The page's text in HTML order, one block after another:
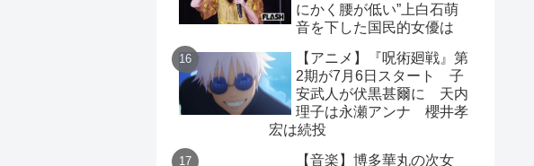
にかく腰が低い”上白石萌
音を下した国民的女優は
【アニメ】『呪術廻戦』第
2期が7月6日スタート 子
安武人が伏黒甚爾に 天内
理子は永瀬アンナ 櫻井孝
宏は続投
【音楽】博多華丸の次女